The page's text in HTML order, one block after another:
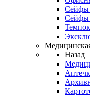
Сейфы
Сейфы
Назад